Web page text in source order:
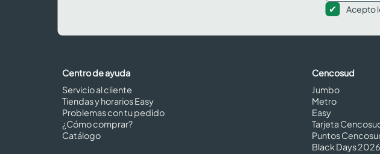
Acepto
Centro de ayuda
Servicio al cliente
Tiendas y horarios Easy
Problemas con tu pedido
¿Cómo comprar?
Catálogo
Cencosud
Jumbo
Metro
Easy
Tarjeta
Puntos
Black Days 2026